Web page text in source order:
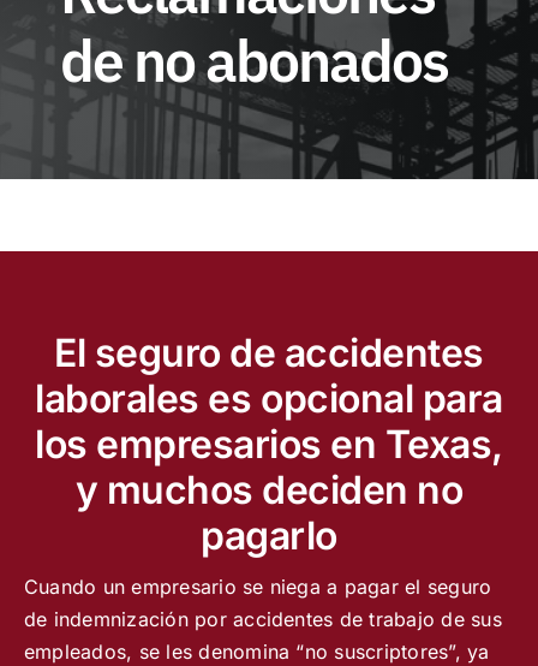
Lesion personal
Quienes somos
de no abonados
El seguro de accidentes
laborales es opcional para
los empresarios en Texas,
y muchos deciden no
pagarlo
Cuando un empresario se niega a pagar el seguro
de indemnización por accidentes de trabajo de sus
empleados, se les denomina “no suscriptores”, ya